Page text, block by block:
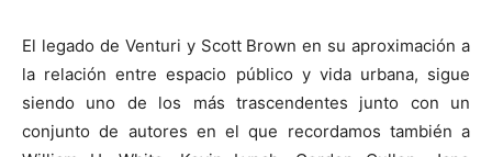
El legado de Venturi y Scott Brown en su aproximación a
la relación entre espacio público y vida urbana, sigue
siendo uno de los más trascendentes junto con un
conjunto de autores en el que recordamos también a